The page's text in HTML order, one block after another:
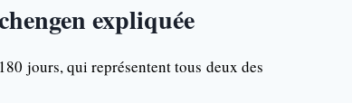
expliquée
jours, qui représentent tous deux des